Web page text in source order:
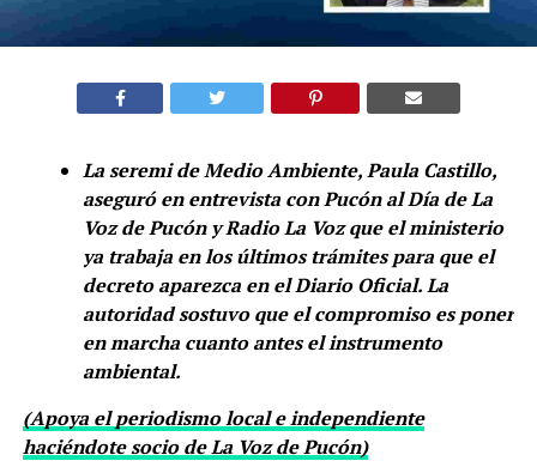
La seremi de Medio Ambiente, Paula Castillo,
aseguró en entrevista con Pucón al Día de La
Voz de Pucón y Radio La Voz que el ministerio
ya trabaja en los últimos trámites para que el
decreto aparezca en el Diario Oficial. La
autoridad sostuvo que el compromiso es poner
en marcha cuanto antes el instrumento
ambiental.
(Apoya el periodismo local e independiente
haciéndote socio de La Voz de Pucón)